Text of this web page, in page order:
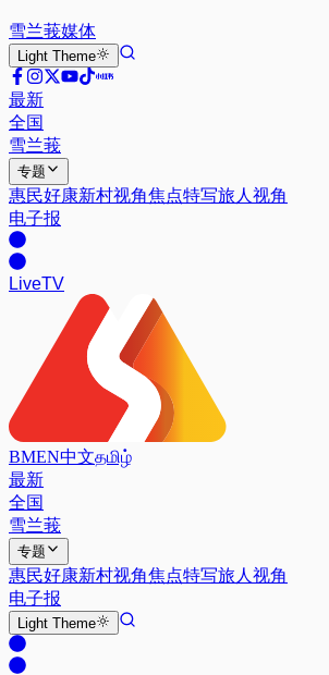
雪兰莪媒体
Light Theme
最新
全国
雪兰莪
专题
惠民好康新村视角焦点特写旅人视角
电子报
LiveTV
BMEN中文தமிழ்
最新
全国
雪兰莪
专题
惠民好康新村视角焦点特写旅人视角
电子报
Light Theme